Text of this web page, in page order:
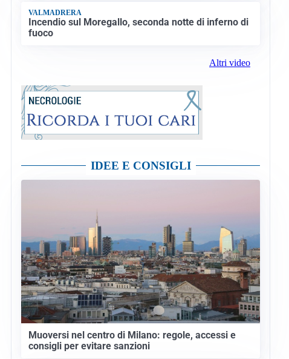
VALMADRERA
Incendio sul Moregallo, seconda notte di inferno di
fuoco
Altri video
IDEE E CONSIGLI
Muoversi nel centro di Milano: regole, accessi e
consigli per evitare sanzioni